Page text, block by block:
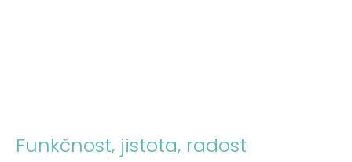
Funkčnost, jistota, radost